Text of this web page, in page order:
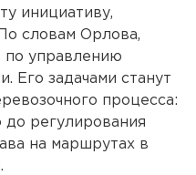
инициативу,
словам Орлова,
по управлению
Его задачами станут
процесса:
регулирования
на маршрутах в